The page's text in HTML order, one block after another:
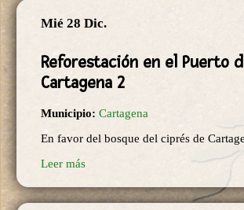
Mié 28 Dic.
Reforestación en el Puerto
Cartagena 2
Municipio: Cartagena
En favor del bosque del ciprés de
Leer más